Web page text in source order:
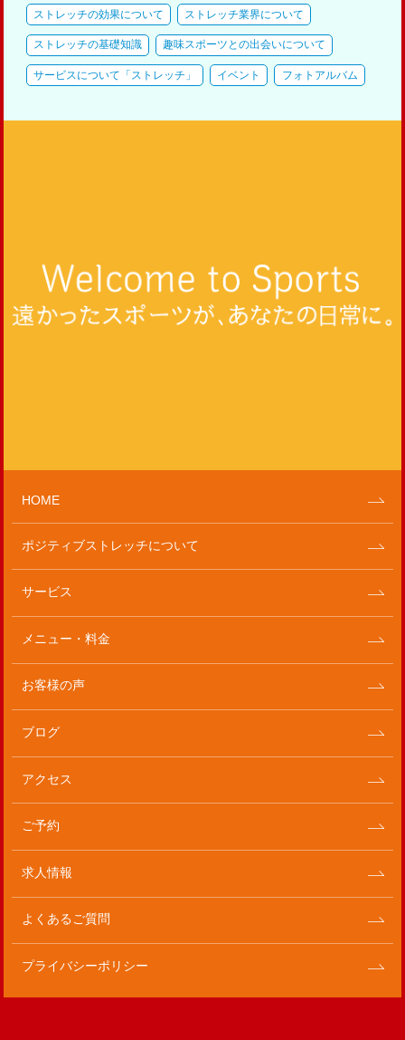
ストレッチの効果について ストレッチ業界について
ストレッチの基礎知識 趣味スポーツとの出会いについて
サービスについて「ストレッチ」 イベント フォトアルバム
HOME
ポジティブストレッチについて
サービス
メニュー・料金
お客様の声
ブログ
アクセス
ご予約
求人情報
よくあるご質問
プライバシーポリシー